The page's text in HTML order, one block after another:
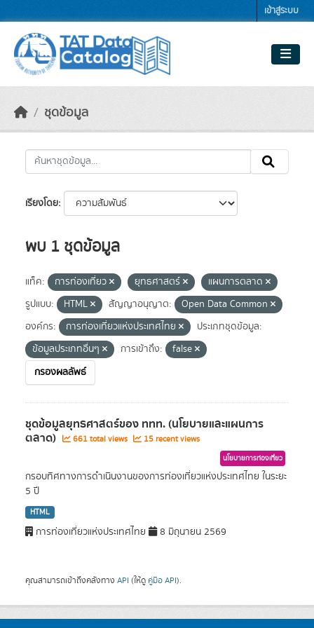
เข้าสู่ระบบ
ชุดข้อมูล
เรียงโดย
พบ 1 ชุดข้อมูล
แท็ค: การท่องเที่ยว ยุทธศาสตร์
แผนการตลาด
รูปแบบ:
HTML สัญญาอนุญาต:
Open Data Common
องค์กร:
การท่องเที่ยวแห่งประเทศไทย
ประเภทชุดข้อมูล:
ข้อมูลประเภทอื่นๆ
การเข้าถึง:
false
กรองผลลัพธ์
ชุดข้อมูลยุทธศาสตร์ของ ททท. (นโยบายและแผนการ
ตลาด) 661 total views 15 recent views
นโยบายการท่องเที่ยว
กรอบทิศทางการดำเนินงานของการท่องเที่ยวแห่งประเทศไทย ในระยะ
5 ปี
HTML
การท่องเที่ยวแห่งประเทศไทย 8 มิถุนายน 2569
คุณสามารถเข้าถึงคลังทาง API (ให้ดู คู่มือ API).